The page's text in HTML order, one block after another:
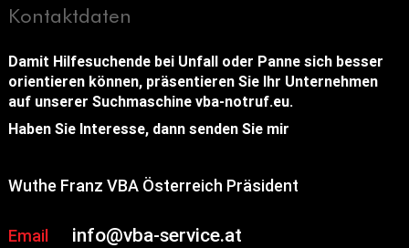
Kontaktdaten
Damit Hilfesuchende bei Unfall oder Panne sich besser
orientieren können, präsentieren Sie Ihr Unternehmen
auf unserer Suchmaschine vba-notruf.eu.
Haben Sie Interesse, dann senden Sie mir
Wuthe Franz VBA Österreich Präsident
Email info@vba-service.at